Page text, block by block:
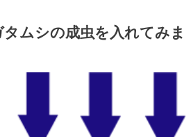
ムシの成虫を入れてみま